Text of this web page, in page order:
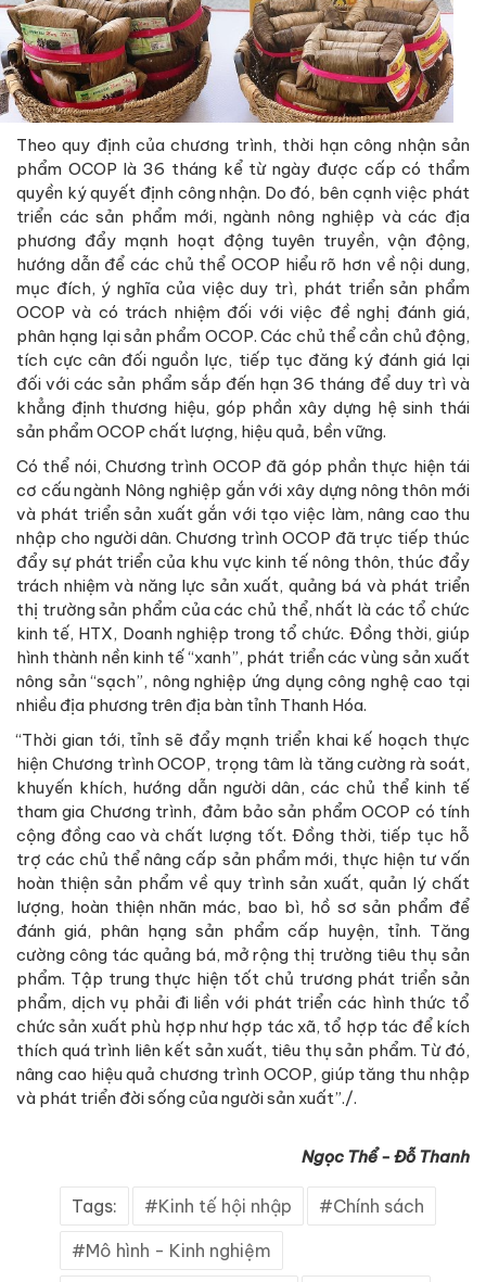
Theo quy định của chương trình, thời hạn công nhận sản
phẩm OCOP là 36 tháng kể từ ngày được cấp có thẩm
quyền ký quyết định công nhận. Do đó, bên cạnh việc phát
triển các sản phẩm mới, ngành nông nghiệp và các địa
phương đẩy mạnh hoạt động tuyên truyền, vận động,
hướng dẫn để các chủ thể OCOP hiểu rõ hơn về nội dung,
mục đích, ý nghĩa của việc duy trì, phát triển sản phẩm
OCOP và có trách nhiệm đối với việc đề nghị đánh giá,
phân hạng lại sản phẩm OCOP. Các chủ thể cần chủ động,
tích cực cân đối nguồn lực, tiếp tục đăng ký đánh giá lại
đối với các sản phẩm sắp đến hạn 36 tháng để duy trì và
khẳng định thương hiệu, góp phần xây dựng hệ sinh thái
sản phẩm OCOP chất lượng, hiệu quả, bền vững.
Có thể nói, Chương trình OCOP đã góp phần thực hiện tái
cơ cấu ngành Nông nghiệp gắn với xây dựng nông thôn mới
và phát triển sản xuất gắn với tạo việc làm, nâng cao thu
nhập cho người dân. Chương trình OCOP đã trực tiếp thúc
đẩy sự phát triển của khu vực kinh tế nông thôn, thúc đẩy
trách nhiệm và năng lực sản xuất, quảng bá và phát triển
thị trường sản phẩm của các chủ thể, nhất là các tổ chức
kinh tế, HTX, Doanh nghiệp trong tổ chức. Đồng thời, giúp
hình thành nền kinh tế “xanh”, phát triển các vùng sản xuất
nông sản “sạch”, nông nghiệp ứng dụng công nghệ cao tại
nhiều địa phương trên địa bàn tỉnh Thanh Hóa.
“Thời gian tới, tỉnh sẽ đẩy mạnh triển khai kế hoạch thực
hiện Chương trình OCOP, trọng tâm là tăng cường rà soát,
khuyến khích, hướng dẫn người dân, các chủ thể kinh tế
tham gia Chương trình, đảm bảo sản phẩm OCOP có tính
cộng đồng cao và chất lượng tốt. Đồng thời, tiếp tục hỗ
trợ các chủ thể nâng cấp sản phẩm mới, thực hiện tư vấn
hoàn thiện sản phẩm về quy trình sản xuất, quản lý chất
lượng, hoàn thiện nhãn mác, bao bì, hồ sơ sản phẩm để
đánh giá, phân hạng sản phẩm cấp huyện, tỉnh. Tăng
cường công tác quảng bá, mở rộng thị trường tiêu thụ sản
phẩm. Tập trung thực hiện tốt chủ trương phát triển sản
phẩm, dịch vụ phải đi liền với phát triển các hình thức tổ
chức sản xuất phù hợp như hợp tác xã, tổ hợp tác để kích
thích quá trình liên kết sản xuất, tiêu thụ sản phẩm. Từ đó,
nâng cao hiệu quả chương trình OCOP, giúp tăng thu nhập
và phát triển đời sống của người sản xuất”./.
Ngọc Thể - Đỗ Thanh
Tags: Kinh tế hội nhập Chính sách
Mô hình - Kinh nghiệm